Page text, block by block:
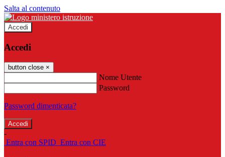
Salta al contenuto
Accedi
Accedi
button close ×
Nome Utente
Password
Password dimenticata?
-
Entra con SPID Entra con CIE